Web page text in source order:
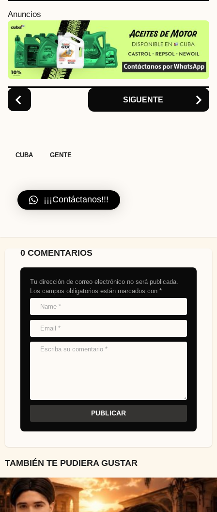
Anuncios
i
n
o
n
SIGUENTE
CUBA GENTE
¡¡¡Contáctanos!!!
0 COMENTARIOS
Tu dirección de correo electrónico no será publicada.
Los campos obligatorios están marcados con *
TAMBIÉN TE PUDIERA GUSTAR